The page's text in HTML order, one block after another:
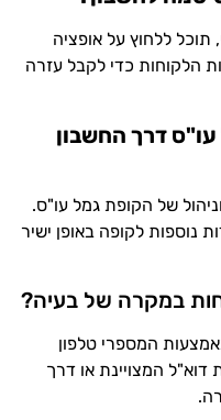
ללחוץ על אופציה
הלקוחות כדי לקבל עזרה
דרך החשבון
של הקופת גמל עו"ס.
נוספות לקופה באופן ישיר
במקרה של בעיה?
המספרי טלפון
המצויינת או דרך